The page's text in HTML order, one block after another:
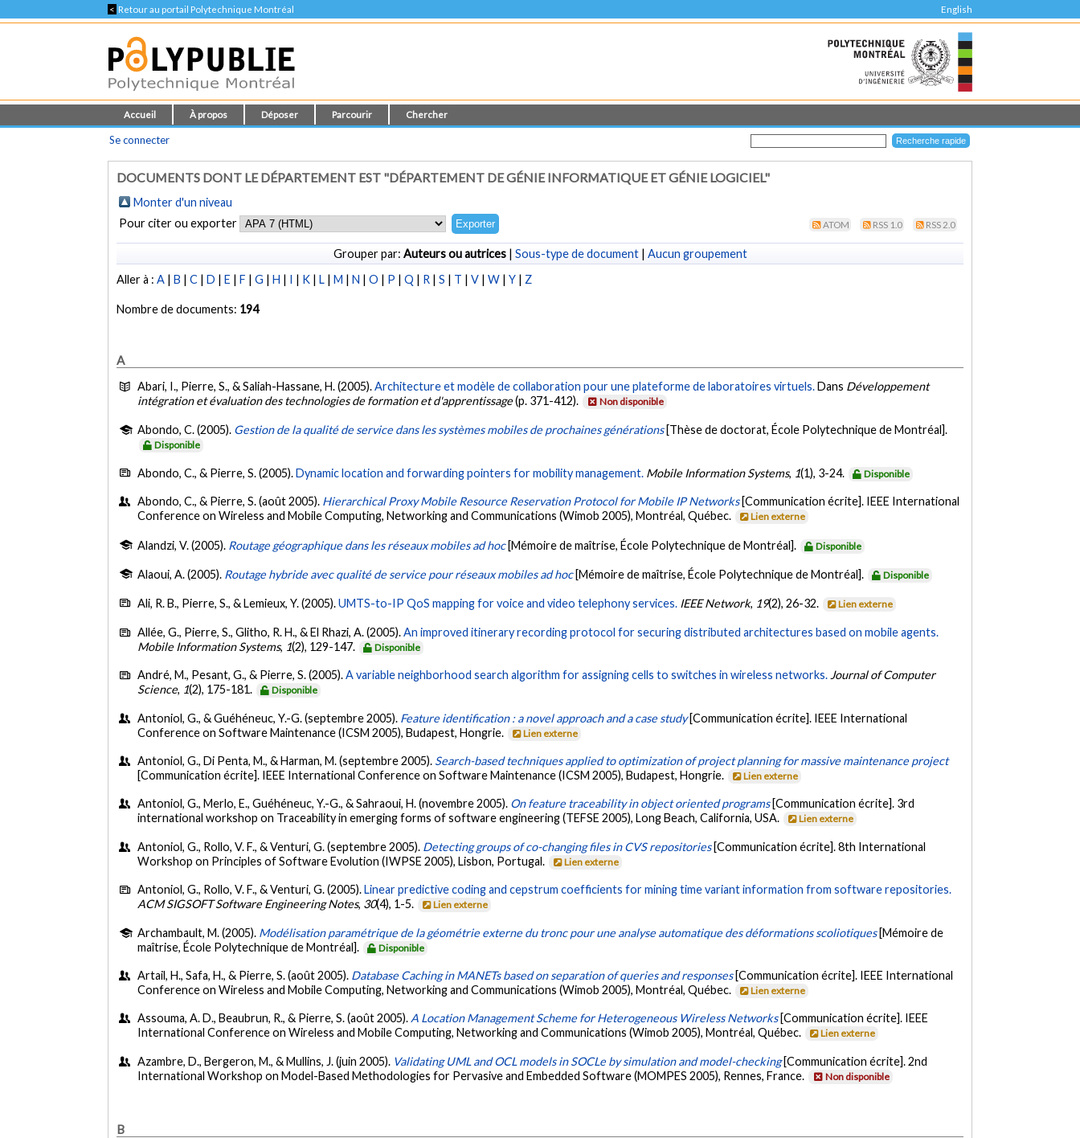
< Retour au portail Polytechnique Montréal English
Accueil À propos Déposer Parcourir Chercher
Se connecter
DOCUMENTS DONT LE DÉPARTEMENT EST "DÉPARTEMENT DE GÉNIE INFORMATIQUE ET GÉNIE LOGICIEL"
Monter d'un niveau
Pour citer ou exporter
ATOM RSS 1.0 RSS 2.0
Grouper par: Auteurs ou autrices| Sous-type de document| Aucun groupement
Aller à :A |B |C |D |E |F |G |H | I | K |L |M |N |O | P |Q | R |S | T |V |W |Y | Z
Nombre de documents: 194
A
Abari, I., Pierre, S., & Saliah-Hassane, H. (2005).Architecture et modèle de collaboration pour une plateforme de laboratoires virtuels.Dans Développement
intégration et évaluation des technologies de formation et d'apprentissage(p. 371-412). Non disponible
Abondo, C. (2005). Gestion de la qualité de service dans les systèmes mobiles de prochaines générations [Thèse de doctorat, École Polytechnique de Montréal].
Disponible
Abondo, C., & Pierre, S. (2005).Dynamic location and forwarding pointers for mobility management. Mobile Information Systems, 1(1), 3-24. Disponible
Abondo, C., & Pierre, S. (août 2005). Hierarchical Proxy Mobile Resource Reservation Protocol for Mobile IP Networks [Communication écrite]. IEEE International
Conference on Wireless and Mobile Computing, Networking and Communications (Wimob 2005), Montréal, Québec.
Lien externe
Alandzi, V. (2005). Routage géographique dans les réseaux mobiles ad hoc [Mémoire de maîtrise, École Polytechnique de Montréal]. Disponible
Alaoui, A. (2005). Routage hybride avec qualité de service pour réseaux mobiles ad hoc [Mémoire de maîtrise, École Polytechnique de Montréal]. Disponible
Ali, R. B., Pierre, S., & Lemieux, Y. (2005).UMTS-to-IP QoS mapping for voice and video telephony services. IEEE Network, 19(2), 26-32. Lien externe
Allée, G., Pierre, S., Glitho, R. H., & El Rhazi, A. (2005).An improved itinerary recording protocol for securing distributed architectures based on mobile agents.
Mobile Information Systems, 1(2), 129-147. Disponible
André, M., Pesant, G., & Pierre, S. (2005).A variable neighborhood search algorithm for assigning cells to switches in wireless networks. Journal of Computer
Science, 1(2), 175-181. Disponible
Antoniol, G., & Guéhéneuc, Y.-G. (septembre 2005). Feature identification : a novel approach and a case study [Communication écrite]. IEEE International
Conference on Software Maintenance (ICSM 2005), Budapest, Hongrie.
Lien externe
Antoniol, G., Di Penta, M., & Harman, M. (septembre 2005). Search-based techniques applied to optimization of project planning for massive maintenance project
[Communication écrite]. IEEE International Conference on Software Maintenance (ICSM 2005), Budapest, Hongrie.
Lien externe
Antoniol, G., Merlo, E., Guéhéneuc, Y.-G., & Sahraoui, H. (novembre 2005). On feature traceability in object oriented programs [Communication écrite]. 3rd
international workshop on Traceability in emerging forms of software engineering (TEFSE 2005), Long Beach, California, USA.
Lien externe
Antoniol, G., Rollo, V. F., & Venturi, G. (septembre 2005). Detecting groups of co-changing files in CVS repositories [Communication écrite]. 8th International
Workshop on Principles of Software Evolution (IWPSE 2005), Lisbon, Portugal.
Lien externe
Antoniol, G., Rollo, V. F., & Venturi, G. (2005).Linear predictive coding and cepstrum coefficients for mining time variant information from software repositories.
ACM SIGSOFT Software Engineering Notes, 30(4), 1-5. Lien externe
Archambault, M. (2005). Modélisation paramétrique de la géométrie externe du tronc pour une analyse automatique des déformations scoliotiques [Mémoire de
maîtrise, École Polytechnique de Montréal].
Disponible
Artail, H., Safa, H., & Pierre, S. (août 2005). Database Caching in MANETs based on separation of queries and responses [Communication écrite]. IEEE International
Conference on Wireless and Mobile Computing, Networking and Communications (Wimob 2005), Montréal, Québec.
Lien externe
Assouma, A. D., Beaubrun, R., & Pierre, S. (août 2005). A Location Management Scheme for Heterogeneous Wireless Networks [Communication écrite]. IEEE
International Conference on Wireless and Mobile Computing, Networking and Communications (Wimob 2005), Montréal, Québec.
Lien externe
Azambre, D., Bergeron, M., & Mullins, J. (juin 2005). Validating UML and OCL models in SOCLe by simulation and model-checking [Communication écrite]. 2nd
International Workshop on Model-Based Methodologies for Pervasive and Embedded Software (MOMPES 2005), Rennes, France.
Non disponible
B